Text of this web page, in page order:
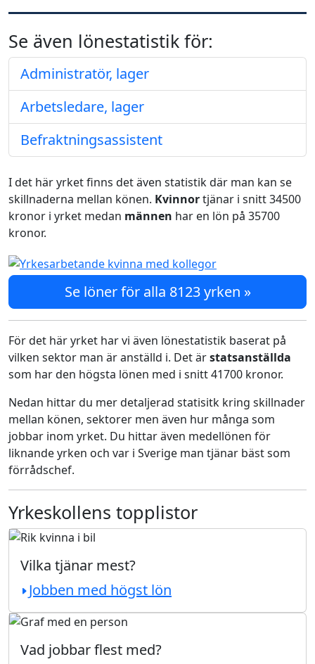
Se även lönestatistik för:
Administratör, lager
Arbetsledare, lager
Befraktningsassistent
I det här yrket finns det även statistik där man kan se
skillnaderna mellan könen. Kvinnortjänar i snitt 34500
kronor i yrket medan männen har en lön på 35700
kronor.
Se löner för alla 8123 yrken »
För det här yrket har vi även lönestatistik baserat på
vilken sektor man är anställd i. Det ärstatsanställda
som har den högsta lönen med i snitt 41700 kronor.
Nedan hittar du mer detaljerad statisitk kring skillnader
mellan könen, sektorer men även hur många som
jobbar inom yrket. Du hittar även medellönen för
liknande yrken och var i Sverige man tjänar bäst som
förrådschef.
Yrkeskollens topplistor
Vilka tjänar mest?
Jobben med högst lön
Vad jobbar flest med?